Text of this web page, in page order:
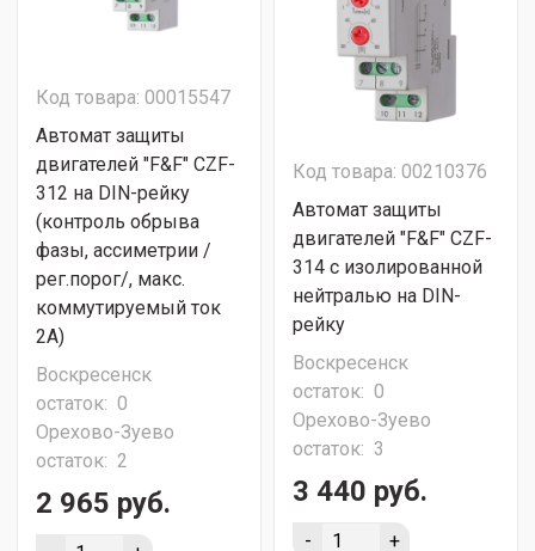
Код товара: 00015547
Автомат защиты
двигателей "F&F" CZF-
312 на DIN-рейку
(контроль обрыва
фазы, ассиметрии /
рег.порог/, макс.
коммутируемый ток
2А)
Воскресенск
остаток: 0
Орехово-Зуево
остаток: 2
2 965 руб.
Код товара: 00210376
Автомат защиты
двигателей "F&F" CZF-
314 с изолированной
нейтралью на DIN-
рейку
Воскресенск
остаток: 0
Орехово-Зуево
остаток: 3
3 440 руб.
- +